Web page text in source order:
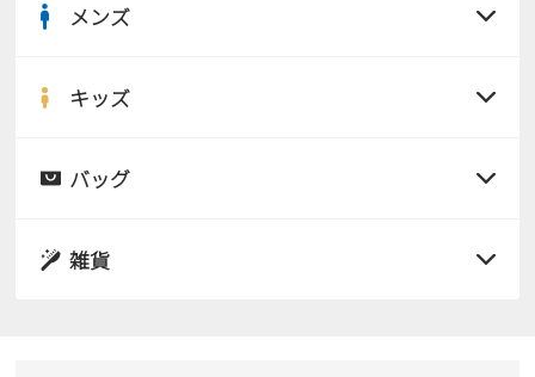
サンダル
スニーカー
メンズ
サンダル
キッズ
サンダル
バッグ
雑貨